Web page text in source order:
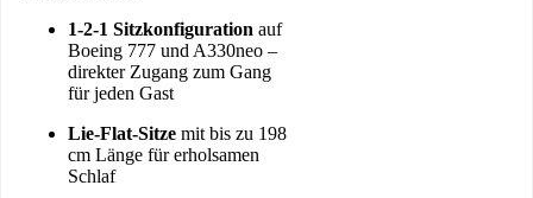
1-2-1 Sitzkonfiguration auf
Boeing 777 und A330neo –
direkter Zugang zum Gang
für jeden Gast
Lie-Flat-Sitze mit bis zu 198
cm Länge für erholsamen
Schlaf